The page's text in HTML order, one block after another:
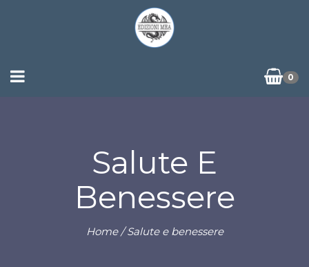
0
Salute E
Benessere
Home/ Salute e benessere